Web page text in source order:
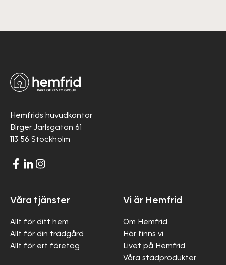
Hemfrids huvudkontor
Birger Jarlsgatan 61
113 56 Stockholm
Våra tjänster
Allt för ditt hem
Allt för din trädgård
Allt för ert företag
Vi är Hemfrid
Om Hemfrid
Här finns vi
Livet på Hemfrid
Våra städprodukter